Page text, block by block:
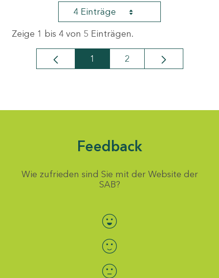
4 Einträge
Zeige 1 bis 4 von 5 Einträgen.
Seite
1 Seite
2
Feedback
Wie zufrieden sind Sie mit der Website der
SAB?
Bewertung auswählen